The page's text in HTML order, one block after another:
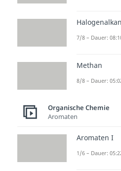
7/8 – Dauer:
Methan
8/8 – Dauer:
Organische Chemie
Aromaten
Aromaten I
1/6 – Dauer: